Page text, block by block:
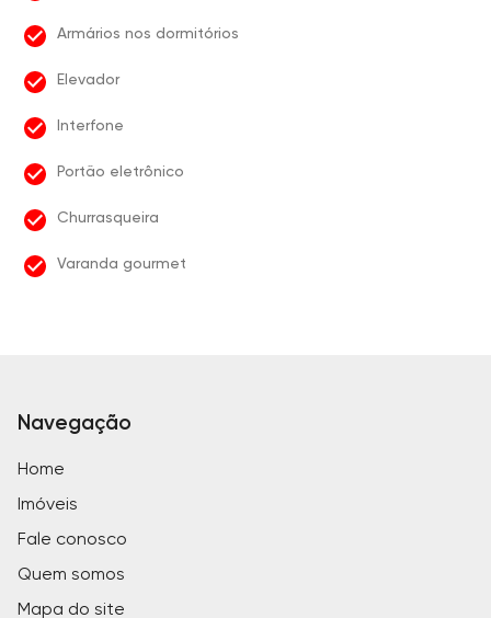
Armários nos dormitórios
Elevador
Interfone
Portão eletrônico
Churrasqueira
Varanda gourmet
Navegação
Home
Imóveis
Fale conosco
Quem somos
Mapa do site